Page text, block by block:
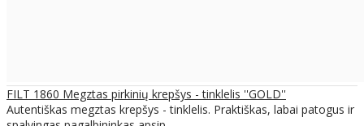
FILT 1860 Megztas pirkinių krepšys - tinklelis ''GOLD''
Autentiškas megztas krepšys - tinklelis. Praktiškas, labai patogus ir